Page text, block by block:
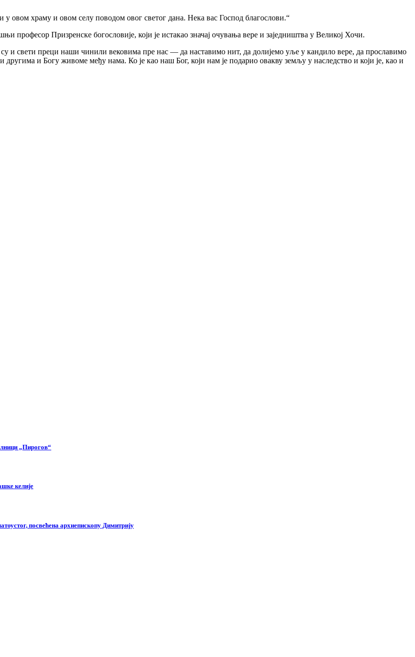
у овом храму и овом селу поводом овог светог дана. Нека вас Господ благослови.“
професор Призренске богословије, који је истакао значај очувања вере и заједништва у Великој Хочи.
и свети преци наши чинили вековима пре нас — да наставимо нит, да долијемо уље у кандило вере, да прославимо
и Богу живоме међу нама. Ко је као наш Бог, који нам је подарио овакву земљу у наследство и који је, као и
„Пирогов“
келије
посвећена архиепископу Димитрију